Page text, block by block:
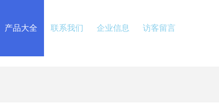
产品大全 联系我们 企业信息 访客留言